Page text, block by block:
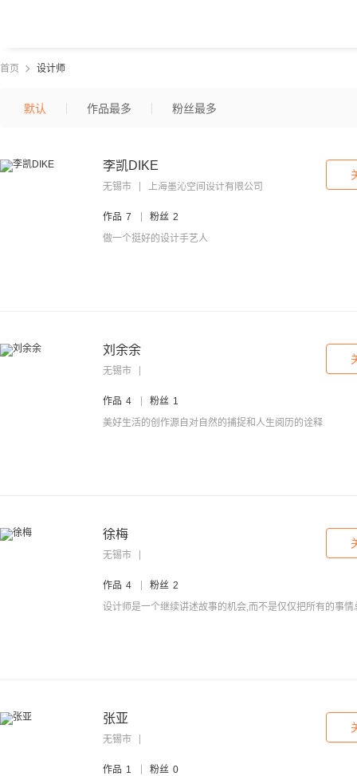
首页 设计师
默认 作品最多 粉丝最多
李凯DIKE
无锡市 上海墨沁空间设计有限公司
作品 7 粉丝 2
做一个挺好的设计手艺人
刘余余
无锡市
作品 4 粉丝 1
美好生活的创作源自对自然的捕捉和人生阅历的诠释
徐梅
无锡市
作品 4 粉丝 2
设计师是一个继续讲述故事的机会,而不是仅仅把所有的事情
张亚
无锡市
作品 1 粉丝 0